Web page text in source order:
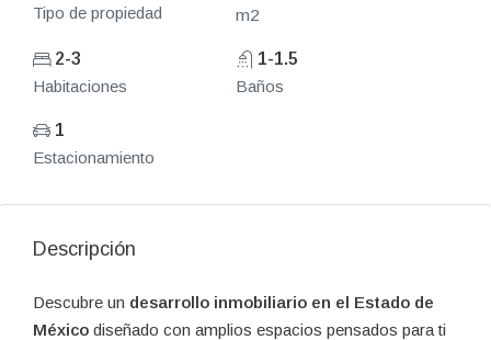
Tipo de propiedad
m2
2-3
Habitaciones
1-1.5
Baños
1
Estacionamiento
Descripción
Descubre un desarrollo inmobiliario en el Estado de
México diseñado con amplios espacios pensados para ti